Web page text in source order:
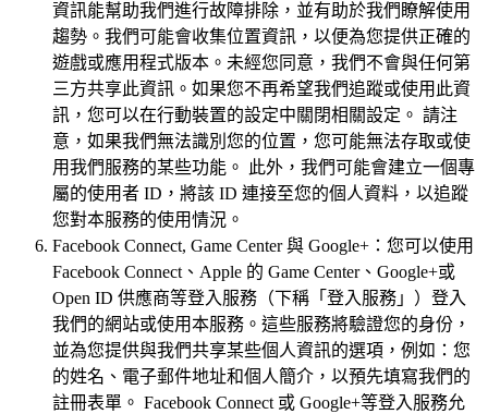
資訊能幫助我們進行故障排除，並有助於我們瞭解使用
趨勢。我們可能會收集位置資訊，以便為您提供正確的
遊戲或應用程式版本。未經您同意，我們不會與任何第
三方共享此資訊。如果您不再希望我們追蹤或使用此資
訊，您可以在行動裝置的設定中關閉相關設定。 請注
意，如果我們無法識別您的位置，您可能無法存取或使
用我們服務的某些功能。 此外，我們可能會建立一個專
屬的使用者 ID，將該 ID 連接至您的個人資料，以追蹤
您對本服務的使用情況。
Facebook Connect, Game Center 與 Google+：您可以使用
Facebook Connect、Apple 的 Game Center、Google+或
Open ID 供應商等登入服務（下稱「登入服務」）登入
我們的網站或使用本服務。這些服務將驗證您的身份，
並為您提供與我們共享某些個人資訊的選項，例如：您
的姓名、電子郵件地址和個人簡介，以預先填寫我們的
註冊表單。 Facebook Connect 或 Google+等登入服務允